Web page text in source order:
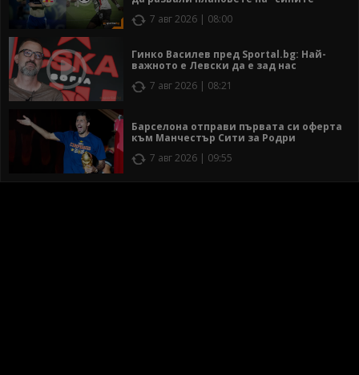
7 авг 2026 | 08:00
Гинко Василев пред Sportal.bg: Най-
важното е Левски да е зад нас
7 авг 2026 | 08:21
Барселона отправи първата си оферта
към Манчестър Сити за Родри
7 авг 2026 | 09:55